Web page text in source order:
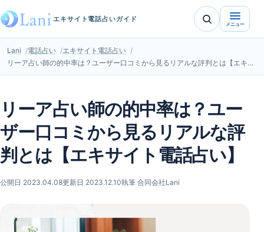
エキサイト電話占いガイド
メニュー
Lani 電話占い
エキサイト電話占い
リーア占い師の的中率は？ユーザー口コミから見るリアルな評判とは【エキサイト電話占い】
リーア占い師の的中率は？ユー
ザー口コミから見るリアルな評
判とは【エキサイト電話占い】
公開日 2023.04.08更新日 2023.12.10執筆 合同会社Lani